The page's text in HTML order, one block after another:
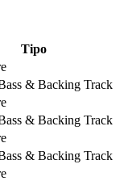
Tipo
& Backing Track
& Backing Track
& Backing Track